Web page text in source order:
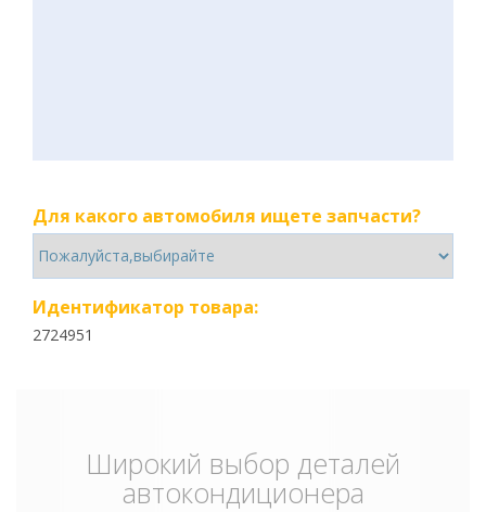
Для какого автомобиля ищете запчасти?
Идентификатор товара:
2724951
Широкий выбор деталей
автокондиционера